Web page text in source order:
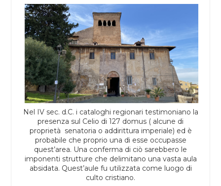
Nel IV sec. d.C. i cataloghi regionari testimoniano la
presenza sul Celio di 127 domus ( alcune di
proprietà senatoria o addirittura imperiale) ed è
probabile che proprio una di esse occupasse
quest’area. Una conferma di ciò sarebbero le
imponenti strutture che delimitano una vasta aula
absidata. Quest’aule fu utilizzata come luogo di
culto cristiano.